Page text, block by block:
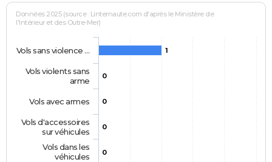
Données 2025 (source : Linternaute.com d'après le Ministère de
l'Intérieur et des Outre-Mer)
1
0
0
0
0
Vols sans violence …
Vols violents sans
arme
Vols avec armes
Vols d'accessoires
sur véhicules
Vols dans les
véhicules